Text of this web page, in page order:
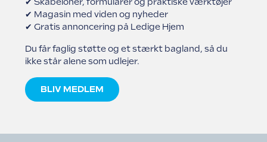
✔ Magasin med viden og nyheder
✔ Gratis annoncering på Ledige Hjem
Du får faglig støtte og et stærkt bagland, så du
ikke står alene som udlejer.
BLIV MEDLEM